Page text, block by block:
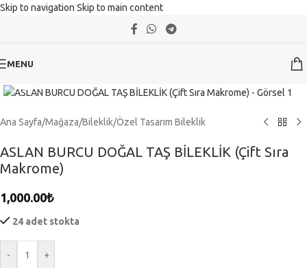
Skip to navigation Skip to main content
MENU
Ana Sayfa/Mağaza/Bileklik/Özel Tasarım Bileklik
ASLAN BURCU DOĞAL TAŞ BİLEKLİK (Çift Sıra
Makrome)
1,000.00₺
24 adet stokta
- +